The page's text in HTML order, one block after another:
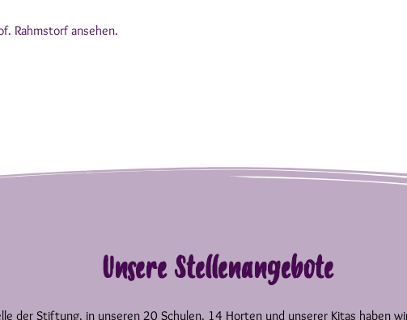
Rahmstorf ansehen.
Unsere Stellenangebote
der Stiftung, in unseren 20 Schulen, 14 Horten und unserer Kitas haben